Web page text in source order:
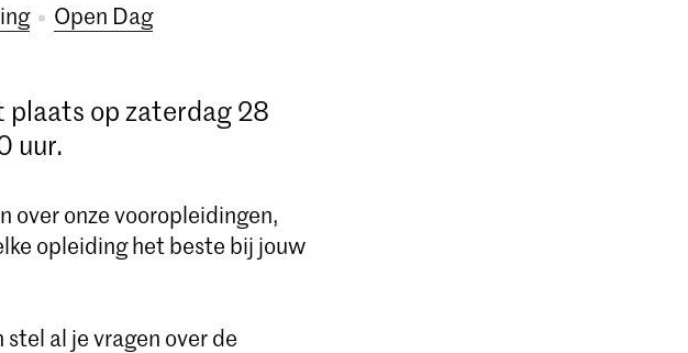
Open Dag
plaats op zaterdag 28
uur.
over onze vooropleidingen,
opleiding het beste bij jouw
al je vragen over de